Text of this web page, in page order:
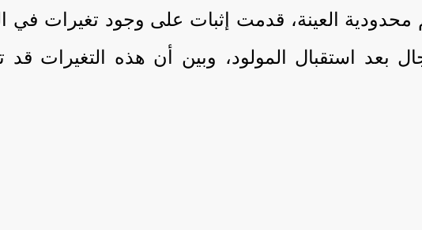
محدودية العينة، قدمت إثبات على وجود تغيرات في
بعد استقبال المولود، وبين أن هذه التغيرات